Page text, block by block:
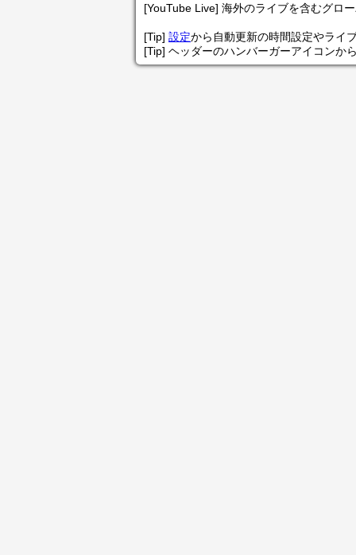
[YouTube Live] 海外のライブを含むグロ
[Tip] 設定から自動更新の時間設定やライ
[Tip] ヘッダーのハンバーガーアイコンか